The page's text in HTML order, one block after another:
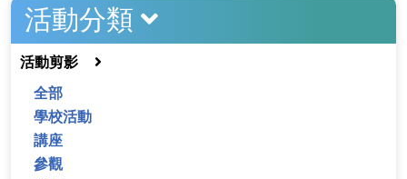
活動分類
活動剪影
全部
學校活動
講座
參觀